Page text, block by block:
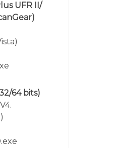
UFR II/
)
64 bits)